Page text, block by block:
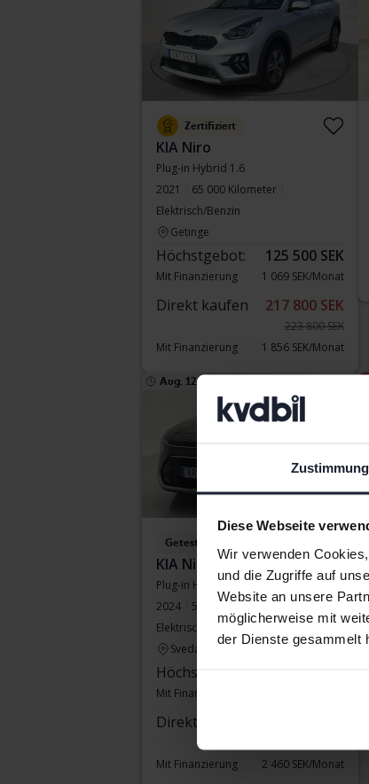
Zustimmung
Diese Webseite
Wir verwenden
und die Zugriffe auf
Website an unsere
möglicherweise mit
der Dienste gesammelt
Zertifiziert
KIA Niro
Plug-in Hybrid 1.6
2021
65 000 Kilometer
Elektrisch/Benzin
Getinge
Höchstgebot: 125 500 SEK
Mit Finanzierung 1 069 SEK/Monat
Direkt kaufen 217 800 SEK
223 800 SEK
Mit Finanzierung
1 856 SEK/Monat
Aug. 12
Getestet
KIA Niro
Plug-in Hybrid
2024
58 240 Kilometer
Elektrisch/Benzin
Svedala
Höchstgebot:
Mit Finanzierung
Direkt kaufen
Mit Finanzierung
2 460 SEK/Monat